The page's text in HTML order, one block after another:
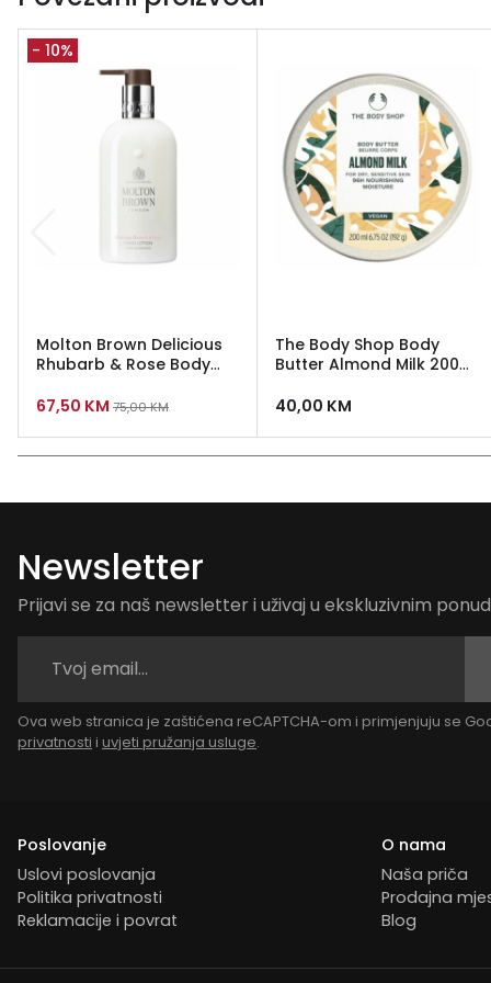
- 10%
Molton Brown Delicious
Rhubarb & Rose Body
67,50 KM 75,00KM
The Body Shop Body
Butter Almond Milk 200
40,00 KM
Newsletter
Prijavi se za naš newsletter i uživaj u ekskluzivnim
Ova web stranica je zaštićena reCAPTCHA-om i primjenjuju se
privatnosti i uvjeti pružanja usluge.
Poslovanje
Uslovi poslovanja
Politika privatnosti
Reklamacije i povrat
O nama
Naša priča
Prodajna
Blog